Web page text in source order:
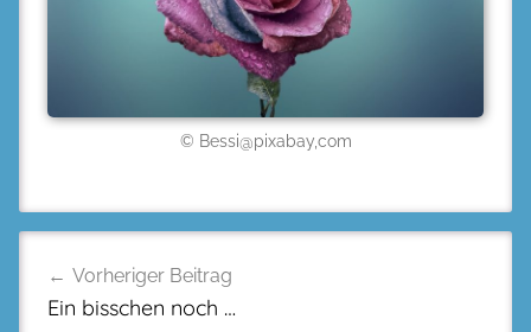
© Bessi@pixabay,com
Vorheriger Beitrag
Ein bisschen noch …